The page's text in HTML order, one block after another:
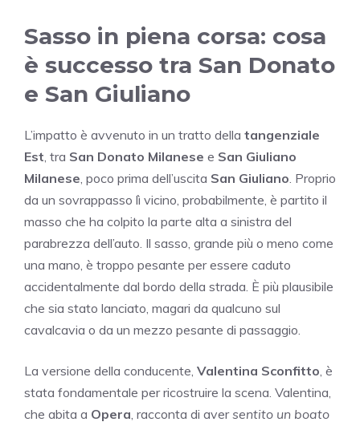
Sasso in piena corsa: cosa
è successo tra San Donato
e San Giuliano
L’impatto è avvenuto in un tratto della tangenziale
Est , tra San Donato Milanese e San Giuliano
Milanese , poco prima dell’uscita San Giuliano . Proprio
da un sovrappasso lì vicino, probabilmente, è partito il
masso che ha colpito la parte alta a sinistra del
parabrezza dell’auto. Il sasso, grande più o meno come
una mano, è troppo pesante per essere caduto
accidentalmente dal bordo della strada. È più plausibile
che sia stato lanciato, magari da qualcuno sul
cavalcavia o da un mezzo pesante di passaggio.
La versione della conducente, Valentina Sconfitto , è
stata fondamentale per ricostruire la scena. Valentina,
che abita a Opera , racconta di aversentito un boato